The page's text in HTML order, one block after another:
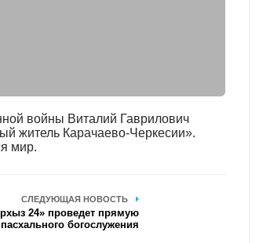
войны Виталий Гаврилович
житель Карачаево-Черкесии».
мир.
СЛЕДУЮЩАЯ НОВОСТЬ
24» проведет прямую
богослужения